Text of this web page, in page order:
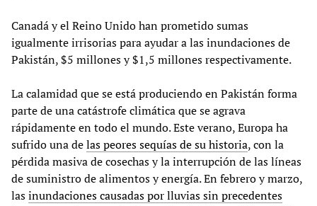
Canadá y el Reino Unido han prometido sumas
igualmente irrisorias para ayudar a las inundaciones de
Pakistán, $5 millones y $1,5 millones respectivamente.
La calamidad que se está produciendo en Pakistán forma
parte de una catástrofe climática que se agrava
rápidamente en todo el mundo. Este verano, Europa ha
sufrido una delas peores sequías de su historia, con la
pérdida masiva de cosechas y la interrupción de las líneas
de suministro de alimentos y energía. En febrero y marzo,
lasinundaciones causadas por lluvias sin precedentes